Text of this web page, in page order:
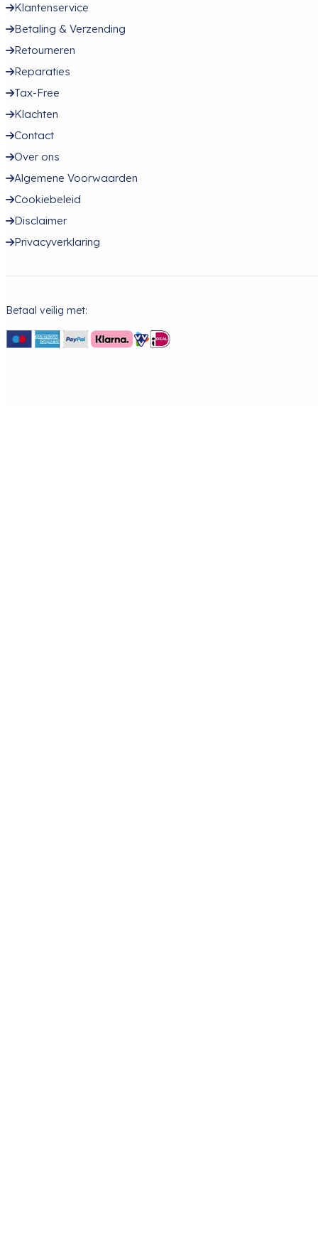
Klantenservice
Betaling & Verzending
Retourneren
Reparaties
Tax-Free
Klachten
Contact
Over ons
Algemene Voorwaarden
Cookiebeleid
Disclaimer
Privacyverklaring
Betaal veilig met: